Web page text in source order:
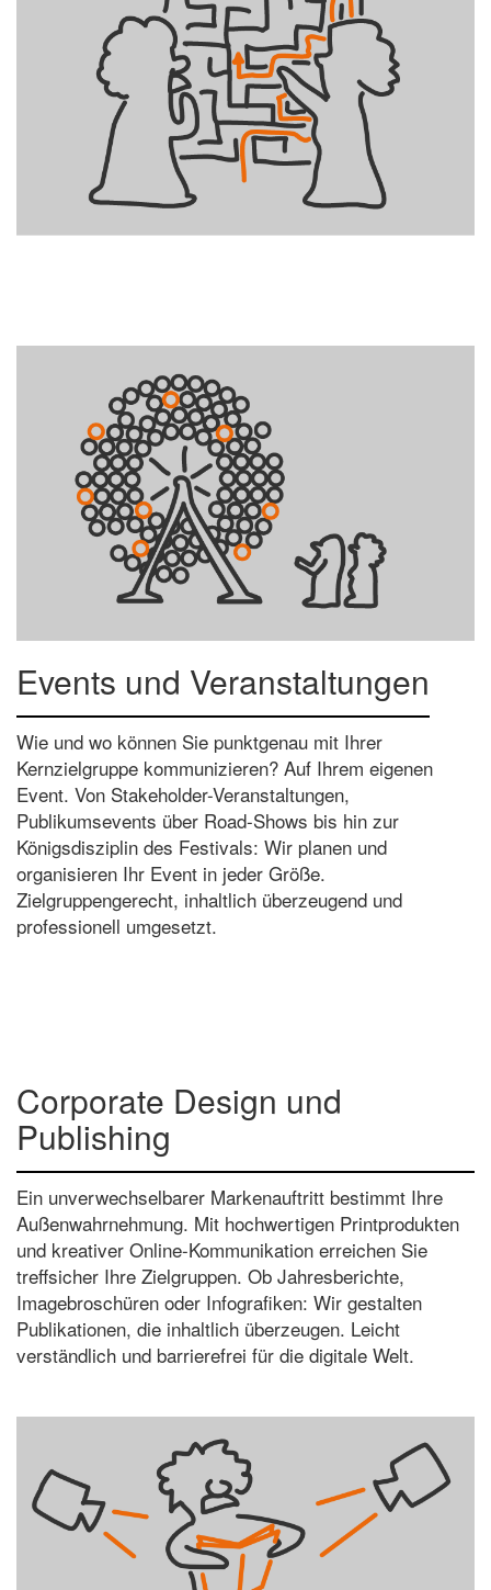
Events und Veranstaltungen
Wie und wo können Sie punktgenau mit Ihrer
Kernzielgruppe kommunizieren? Auf Ihrem eigenen
Event. Von Stakeholder-Veranstaltungen,
Publikumsevents über Road-Shows bis hin zur
Königsdisziplin des Festivals: Wir planen und
organisieren Ihr Event in jeder Größe.
Zielgruppengerecht, inhaltlich überzeugend und
professionell umgesetzt.
Corporate Design und
Publishing
Ein unverwechselbarer Markenauftritt bestimmt Ihre
Außenwahrnehmung. Mit hochwertigen Printprodukten
und kreativer Online-Kommunikation erreichen Sie
treffsicher Ihre Zielgruppen. Ob Jahresberichte,
Imagebroschüren oder Infografiken: Wir gestalten
Publikationen, die inhaltlich überzeugen. Leicht
verständlich und barrierefrei für die digitale Welt.